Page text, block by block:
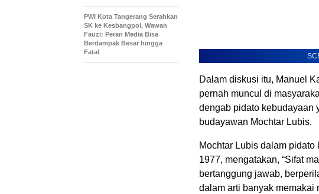
Dalam diskusi itu, Manuel
pernah muncul di
dengab pidato kebudayaan
budayawan Mochtar Lubis.
Mochtar Lubis dalam pidato
1977, mengatakan, “Sifat
bertanggung jawab,
dalam arti banyak memakai
PWI Kota Tangerang Serahkan
SK ke Kesbangpol, Wawan
Fauzi: Peran Media Bisa
Berdampak Besar hingga
Fatal